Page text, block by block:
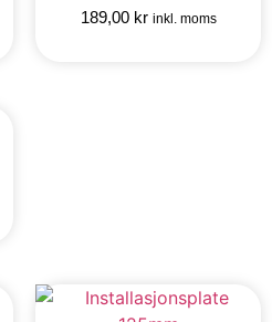
189,00 kr inkl. moms